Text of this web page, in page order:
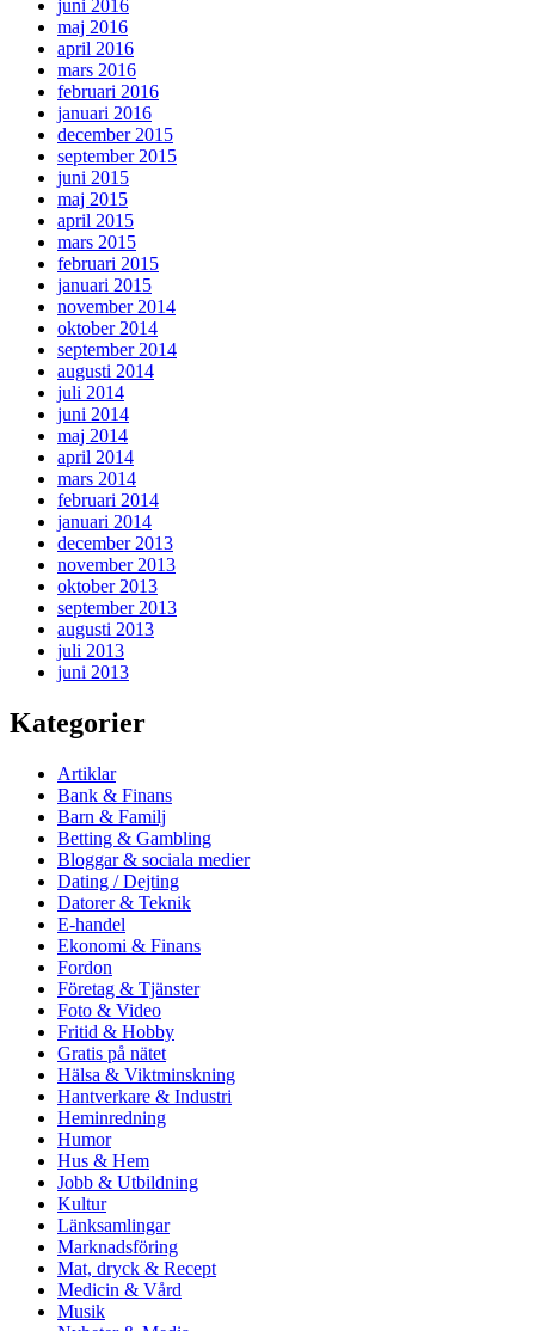
juni 2016
maj 2016
april 2016
mars 2016
februari 2016
januari 2016
december 2015
september 2015
juni 2015
maj 2015
april 2015
mars 2015
februari 2015
januari 2015
november 2014
oktober 2014
september 2014
augusti 2014
juli 2014
juni 2014
maj 2014
april 2014
mars 2014
februari 2014
januari 2014
december 2013
november 2013
oktober 2013
september 2013
augusti 2013
juli 2013
juni 2013
Kategorier
Artiklar
Bank & Finans
Barn & Familj
Betting & Gambling
Bloggar & sociala medier
Dating / Dejting
Datorer & Teknik
E-handel
Ekonomi & Finans
Fordon
Företag & Tjänster
Foto & Video
Fritid & Hobby
Gratis på nätet
Hälsa & Viktminskning
Hantverkare & Industri
Heminredning
Humor
Hus & Hem
Jobb & Utbildning
Kultur
Länksamlingar
Marknadsföring
Mat, dryck & Recept
Medicin & Vård
Musik